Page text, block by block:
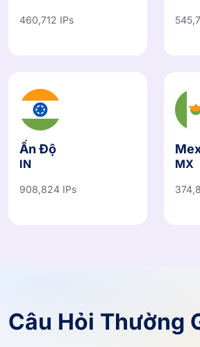
460,712 IPs
Ấn Độ
IN
908,824 IPs
MX
Câu Hỏi Thường